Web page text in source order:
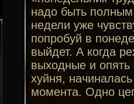
надо быть
недели уже
попробуй в
выйдет. А когда
выходные и опять
хуйня,
момента. Одно